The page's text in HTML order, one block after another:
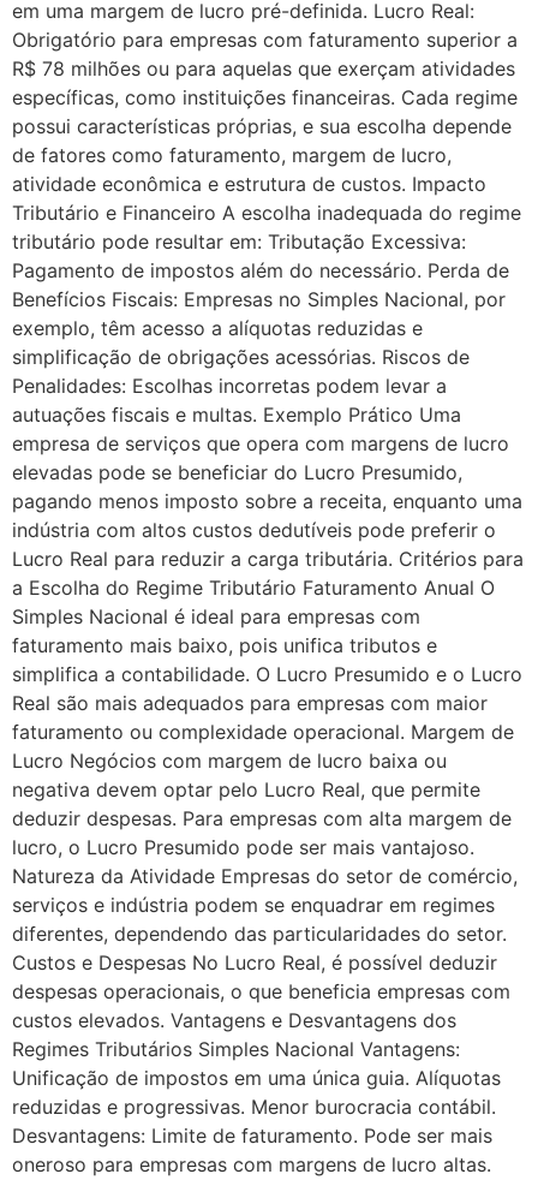
em uma margem de lucro pré-definida. Lucro Real:
Obrigatório para empresas com faturamento superior a
R$ 78 milhões ou para aquelas que exerçam atividades
específicas, como instituições financeiras. Cada regime
possui características próprias, e sua escolha depende
de fatores como faturamento, margem de lucro,
atividade econômica e estrutura de custos. Impacto
Tributário e Financeiro A escolha inadequada do regime
tributário pode resultar em: Tributação Excessiva:
Pagamento de impostos além do necessário. Perda de
Benefícios Fiscais: Empresas no Simples Nacional, por
exemplo, têm acesso a alíquotas reduzidas e
simplificação de obrigações acessórias. Riscos de
Penalidades: Escolhas incorretas podem levar a
autuações fiscais e multas. Exemplo Prático Uma
empresa de serviços que opera com margens de lucro
elevadas pode se beneficiar do Lucro Presumido,
pagando menos imposto sobre a receita, enquanto uma
indústria com altos custos dedutíveis pode preferir o
Lucro Real para reduzir a carga tributária. Critérios para
a Escolha do Regime Tributário Faturamento Anual O
Simples Nacional é ideal para empresas com
faturamento mais baixo, pois unifica tributos e
simplifica a contabilidade. O Lucro Presumido e o Lucro
Real são mais adequados para empresas com maior
faturamento ou complexidade operacional. Margem de
Lucro Negócios com margem de lucro baixa ou
negativa devem optar pelo Lucro Real, que permite
deduzir despesas. Para empresas com alta margem de
lucro, o Lucro Presumido pode ser mais vantajoso.
Natureza da Atividade Empresas do setor de comércio,
serviços e indústria podem se enquadrar em regimes
diferentes, dependendo das particularidades do setor.
Custos e Despesas No Lucro Real, é possível deduzir
despesas operacionais, o que beneficia empresas com
custos elevados. Vantagens e Desvantagens dos
Regimes Tributários Simples Nacional Vantagens:
Unificação de impostos em uma única guia. Alíquotas
reduzidas e progressivas. Menor burocracia contábil.
Desvantagens: Limite de faturamento. Pode ser mais
oneroso para empresas com margens de lucro altas.